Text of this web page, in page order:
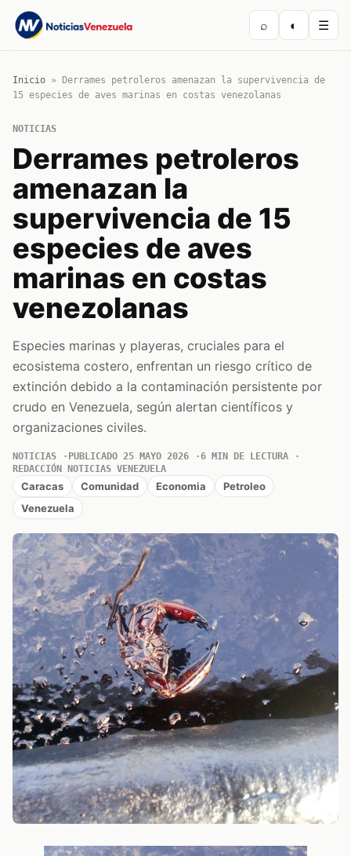
⌕ ◐ ☰
Inicio »
Derrames petroleros amenazan la supervivencia de
15 especies de aves marinas en costas venezolanas
NOTICIAS
Derrames petroleros
amenazan la
supervivencia de 15
especies de aves
marinas en costas
venezolanas
Especies marinas y playeras, cruciales para el
ecosistema costero, enfrentan un riesgo crítico de
extinción debido a la contaminación persistente por
crudo en Venezuela, según alertan científicos y
organizaciones civiles.
NOTICIAS PUBLICADO 25 MAYO 2026
6 MIN DE LECTURA
REDACCIÓN NOTICIAS VENEZUELA
Caracas Comunidad Economia
Petroleo
Venezuela